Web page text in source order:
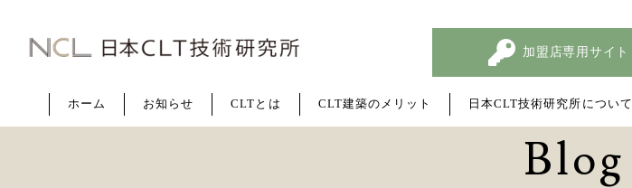
CLT
加盟店専用サイト
ホ ーム お知 らせ CLT と は CLT建築の メ リ ッ ト 日本CLT技術研究所 につ いて
Blog